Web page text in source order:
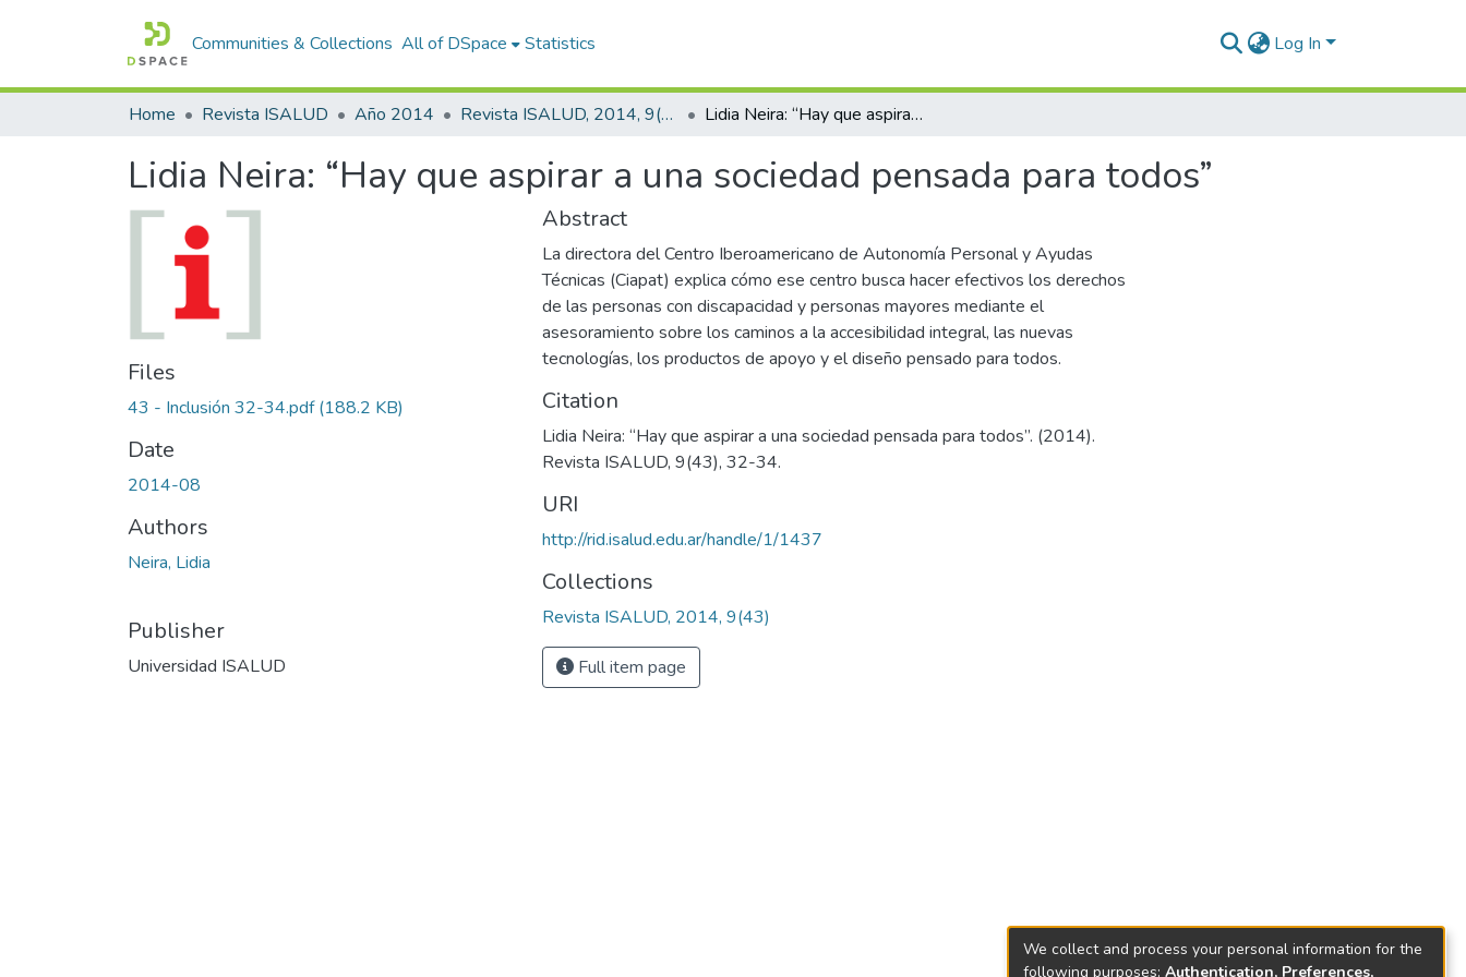
Communities & Collections All of DSpace Statistics Log In
Home Revista ISALUD Año 2014 Revista ISALUD, 2014, 9(43) Lidia Neira: “Hay que aspirar a una sociedad pensada para todos”
Lidia Neira: “Hay que aspirar a una sociedad pensada para todos”
Files
43 - Inclusión 32-34.pdf(188.2 KB)
Date
2014-08
Authors
Neira, Lidia
Publisher
Universidad ISALUD
Abstract
La directora del Centro Iberoamericano de Autonomía Personal y Ayudas
Técnicas (Ciapat) explica cómo ese centro busca hacer efectivos los derechos
de las personas con discapacidad y personas mayores mediante el
asesoramiento sobre los caminos a la accesibilidad integral, las nuevas
tecnologías, los productos de apoyo y el diseño pensado para todos.
Citation
Lidia Neira: “Hay que aspirar a una sociedad pensada para todos”. (2014).
Revista ISALUD, 9(43), 32-34.
URI
http://rid.isalud.edu.ar/handle/1/1437
Collections
Revista ISALUD, 2014, 9(43)
Full item page
We collect and process your personal information for the
following purposes: Authentication, Preferences,